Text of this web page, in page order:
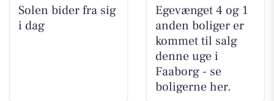
Solen bider fra sig
i dag
Egevænget 4 og 1
anden boliger er
kommet til salg
denne uge i
Faaborg - se
boligerne her.